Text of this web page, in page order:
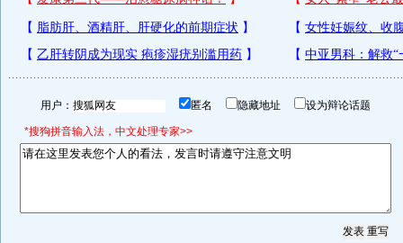
用户： 匿名 隐藏地址 设为辩论话题
*搜狗拼音输入法，中文处理专家>>